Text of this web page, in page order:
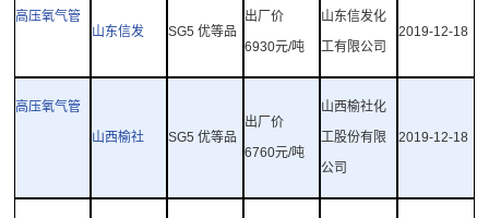
高压氧气管
山东信发
SG5优等品
出厂价
6930元/吨
山东信发化
工有限公司
2019-12-18
高压氧气管
山西榆社
SG5优等品
出厂价
6760元/吨
山西榆社化
工股份有限
公司
2019-12-18